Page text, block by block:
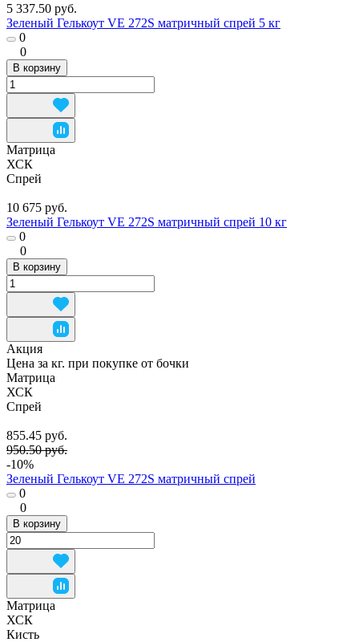
5 337.50 руб.
Зеленый Гелькоут VE 272S матричный спрей 5 кг
0
0
В корзину
Матрица
ХСК
Спрей
10 675 руб.
Зеленый Гелькоут VE 272S матричный спрей 10 кг
0
0
В корзину
Акция
Цена за кг. при покупке от бочки
Матрица
ХСК
Спрей
855.45 руб.
950.50 руб.
-10%
Зеленый Гелькоут VE 272S матричный спрей
0
0
В корзину
Матрица
ХСК
Кисть